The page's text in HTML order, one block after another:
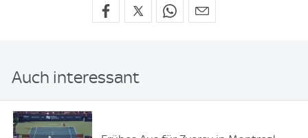
Auch interessant